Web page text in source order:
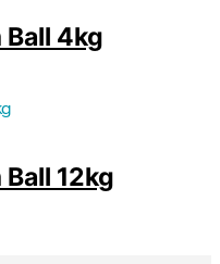
Ball 4kg
12kg